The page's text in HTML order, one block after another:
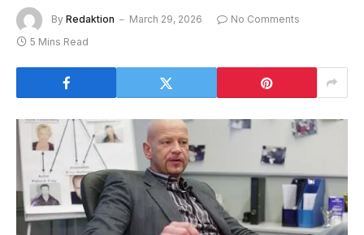
By Redaktion March 29, 2026
No Comments
5 Mins Read